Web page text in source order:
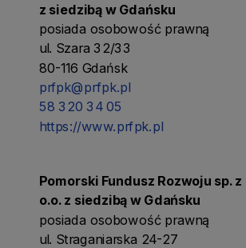
z siedzibą w Gdańsku
posiada osobowość prawną
ul. Szara 32/33
80-116 Gdańsk
prfpk@prfpk.pl
58 320 34 05
https://www.prfpk.pl
Pomorski Fundusz Rozwoju sp. z
o.o. z siedzibą w Gdańsku
posiada osobowość prawną
ul. Straganiarska 24-27